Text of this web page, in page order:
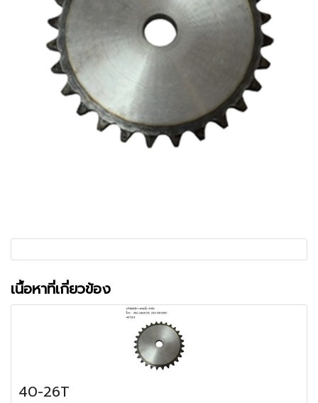
เนื้อหาที่เกี่ยวข้อง
40-26T